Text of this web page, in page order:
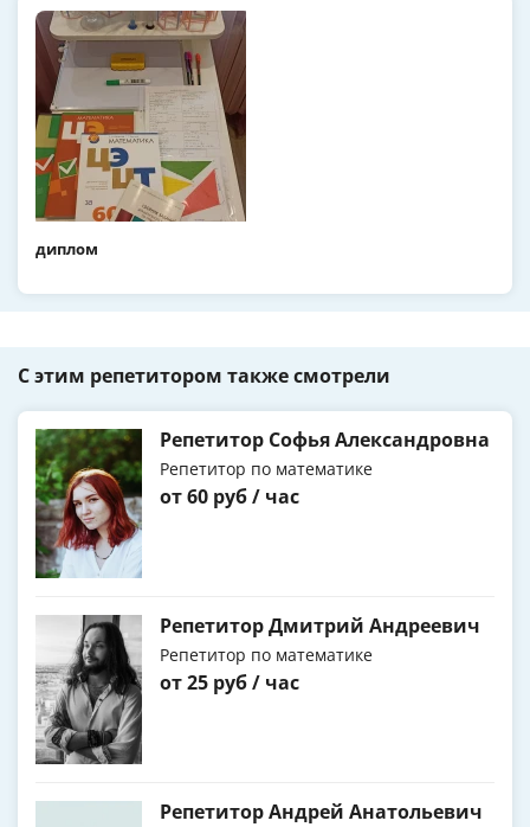
диплом
С этим репетитором также смотрели
Репетитор Софья Александровна
Репетитор по математике
от 60 руб / час
Репетитор Дмитрий Андреевич
Репетитор по математике
от 25 руб / час
Репетитор Андрей Анатольевич